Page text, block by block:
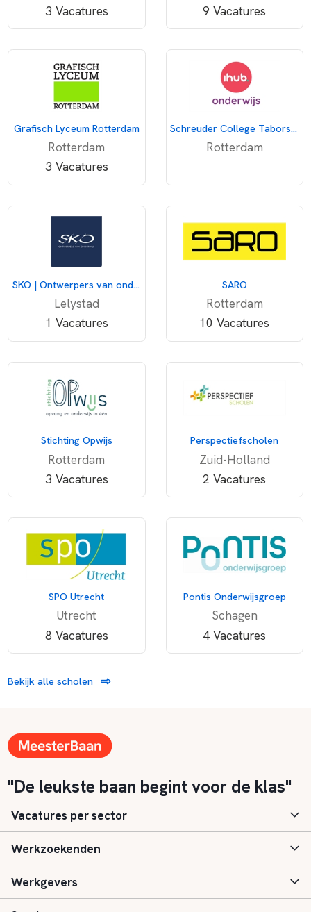
3 Vacatures
9 Vacatures
Grafisch Lyceum Rotterdam
Rotterdam
3 Vacatures
Schreuder College Taborstraat
Rotterdam
SKO | Ontwerpers van onderwijs
Lelystad
1 Vacatures
SARO
Rotterdam
10 Vacatures
Stichting Opwijs
Rotterdam
3 Vacatures
Perspectiefscholen
Zuid-Holland
2 Vacatures
SPO Utrecht
Utrecht
8 Vacatures
Pontis Onderwijsgroep
Schagen
4 Vacatures
Bekijk alle scholen
"De leukste baan begint voor de klas"
Vacatures per sector
Basisonderwijs
Speciaal (basis) onderwijs
Werkzoekenden
Aanmelden
Werkgevers